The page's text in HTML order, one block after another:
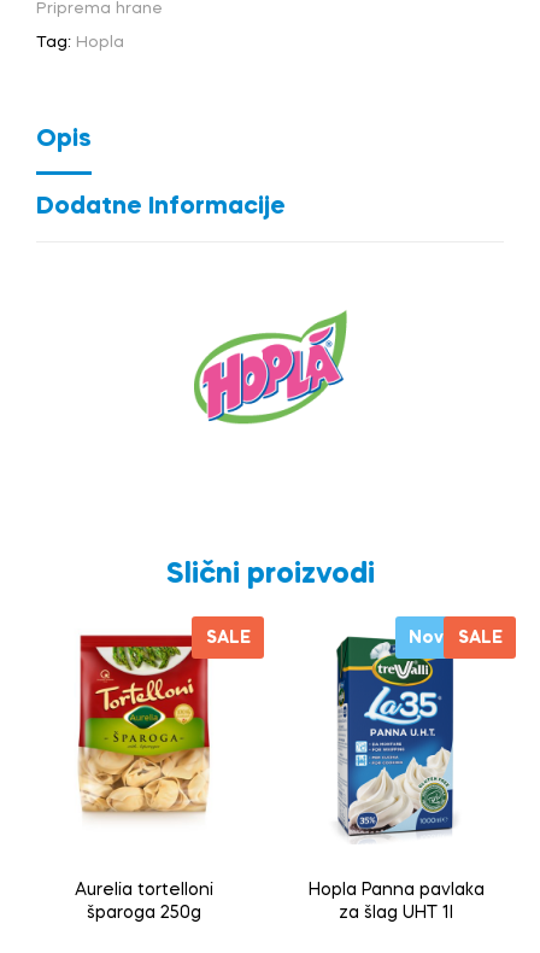
Priprema hrane
Tag: Hopla
Opis
Dodatne Informacije
Slični proizvodi
SALE
Aurelia tortelloni
šparoga 250g
Novo SALE
Hopla Panna pavlaka
za šlag UHT 1l